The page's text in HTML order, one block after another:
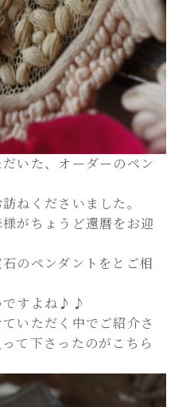
いた、オーダーのペン
ねくださいました。
がちょうど還暦をお迎
のペンダントをとご相
ですよね♪♪
いただく中でご紹介さ
て下さったのがこちら